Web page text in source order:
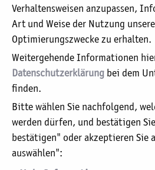
Unser Leitbild
Organigramm
Aufsichtsrat / Kuratorium
Geschäftsführung / Verwaltung
Beauftrager für
Datenschutzerklärung
Grundsatzerklärung nach §6 Abs.
Verhaltensweisen anzupassen,
Art und Weise der Nutzung
Optimierungszwecke zu erhalten.
Weitergehende Informationen
Datenschutzerklärung bei dem
finden.
Bitte wählen Sie nachfolgend,
werden dürfen, und bestätigen
bestätigen" oder akzeptieren Sie
auswählen":